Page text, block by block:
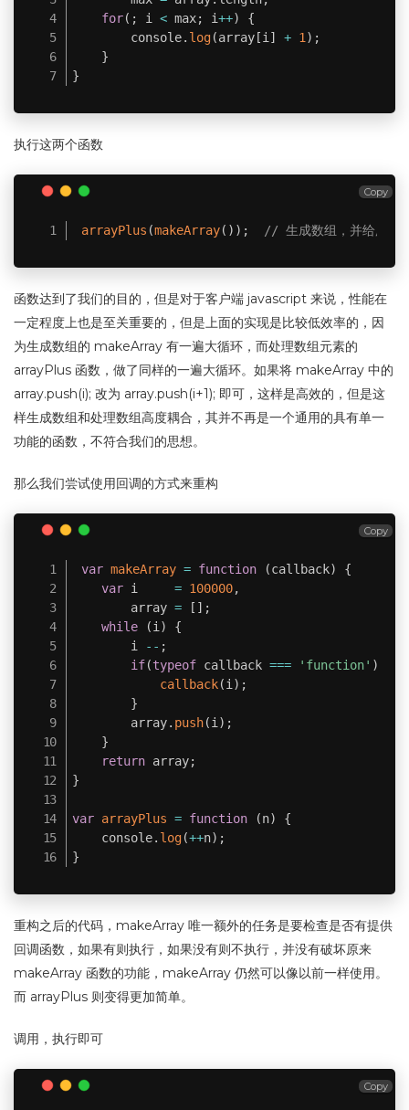
for( ; i < max; i++)
{
        console
. log(array [i ] + 1 ) ;
}
}
执行这两个函数
arrayPlus (makeArray( ) ) ; // 生成数组，并给所有
Copy
函数达到了我们的目的，但是对于客户端 javascript 来说，性能在
一定程度上也是至关重要的，但是上面的实现是比较低效率的，因
为生成数组的 makeArray 有一遍大循环，而处理数组元素的
arrayPlus 函数，做了同样的一遍大循环。如果将 makeArray 中的
array.push(i); 改为 array.push(i+1); 即可，这样是高效的，但是这
样生成数组和处理数组高度耦合，其并不再是一个通用的具有单一
功能的函数，不符合我们的思想。
那么我们尝试使用回调的方式来重构
var makeArray = function (callback)
{
var i = 100000,
        array
= [ ] ;
while
(i )
{
        i
-- ;
if(typeof callback === 'function' )
callback(i ) ;
}
        array
. push(i ) ;
}
return array;
}
var arrayPlus = function (n)
{
    console
. log(++n) ;
}
Copy
重构之后的代码，makeArray 唯一额外的任务是要检查是否有提供
回调函数，如果有则执行，如果没有则不执行，并没有破坏原来
makeArray 函数的功能，makeArray 仍然可以像以前一样使用。
而 arrayPlus 则变得更加简单。
调用，执行即可
Copy